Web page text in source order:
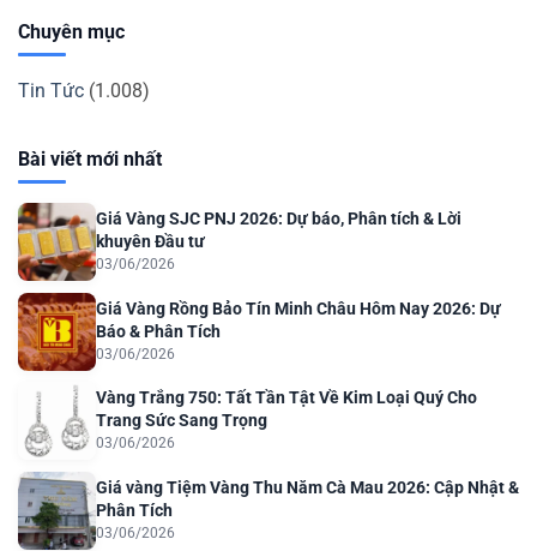
Chuyên mục
Tin Tức (1.008)
Bài viết mới nhất
Giá Vàng SJC PNJ 2026: Dự báo, Phân tích & Lời
khuyên Đầu tư
03/06/2026
Giá Vàng Rồng Bảo Tín Minh Châu Hôm Nay 2026: Dự
Báo & Phân Tích
03/06/2026
Vàng Trắng 750: Tất Tần Tật Về Kim Loại Quý Cho
Trang Sức Sang Trọng
03/06/2026
Giá vàng Tiệm Vàng Thu Năm Cà Mau 2026: Cập Nhật &
Phân Tích
03/06/2026